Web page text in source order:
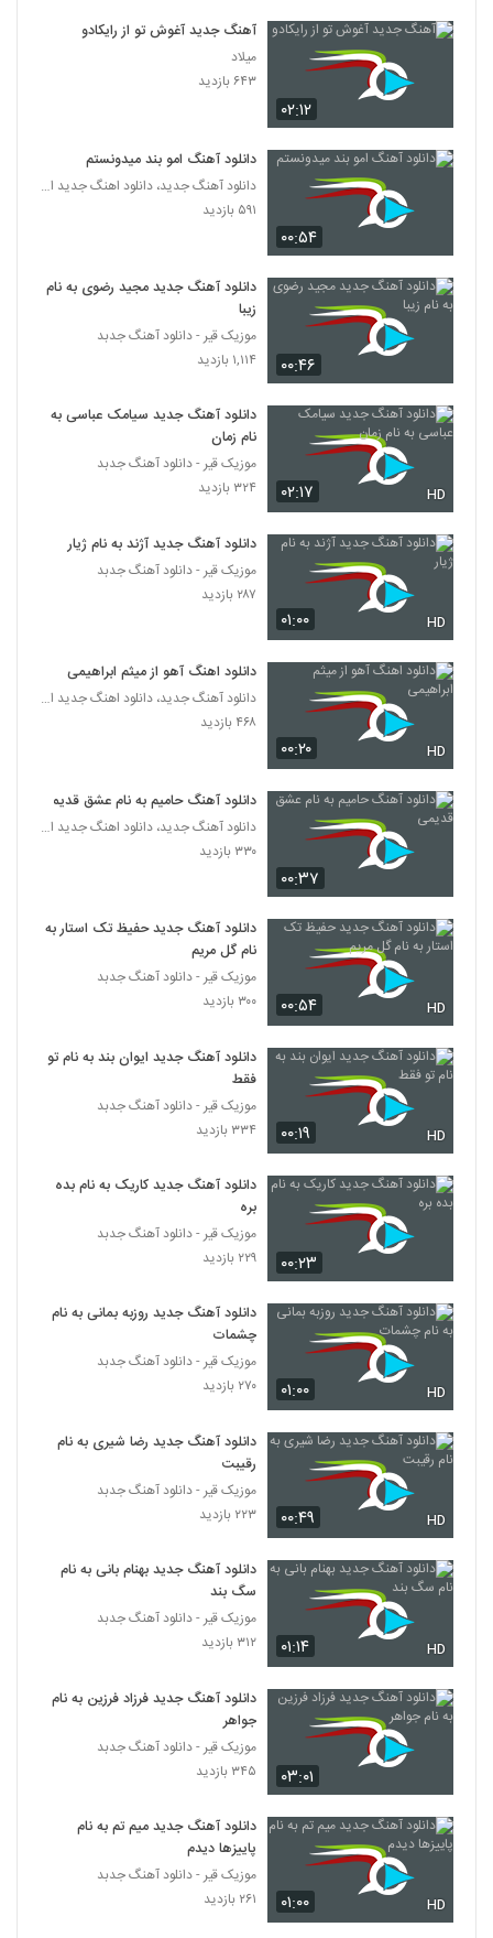
۰۲:۱۲
آهنگ جدید آغوش تو از رایکادو
میلاد
۶۴۳ بازدید
۰۰:۵۴
دانلود آهنگ امو بند میدونستم
دانلود آهنگ جدید، دانلود اهنگ جدید ایرانی
۵۹۱ بازدید
۰۰:۴۶
دانلود آهنگ جدید مجید رضوی به نام
زیبا
موزیک قیر - دانلود آهنگ جدبد
۱,۱۱۴ بازدید
۰۲:۱۷ HD
دانلود آهنگ جدید سیامک عباسی به
نام زمان
موزیک قیر - دانلود آهنگ جدبد
۳۲۴ بازدید
۰۱:۰۰ HD
دانلود آهنگ جدید آژند به نام ژیار
موزیک قیر - دانلود آهنگ جدبد
۲۸۷ بازدید
۰۰:۲۰ HD
دانلود اهنگ آهو از میثم ابراهیمی
دانلود آهنگ جدید، دانلود اهنگ جدید ایرانی
۴۶۸ بازدید
۰۰:۳۷
دانلود آهنگ حامیم به نام عشق قدیمی
دانلود آهنگ جدید، دانلود اهنگ جدید ایرانی
۳۳۰ بازدید
۰۰:۵۴ HD
دانلود آهنگ جدید حفیظ تک استار به
نام گل مریم
موزیک قیر - دانلود آهنگ جدبد
۳۰۰ بازدید
۰۰:۱۹ HD
دانلود آهنگ جدید ایوان بند به نام تو
فقط
موزیک قیر - دانلود آهنگ جدبد
۳۳۴ بازدید
۰۰:۲۳
دانلود آهنگ جدید کاریک به نام بده
بره
موزیک قیر - دانلود آهنگ جدبد
۲۲۹ بازدید
۰۱:۰۰ HD
دانلود آهنگ جدید روزبه بمانی به نام
چشمات
موزیک قیر - دانلود آهنگ جدبد
۲۷۰ بازدید
۰۰:۴۹ HD
دانلود آهنگ جدید رضا شیری به نام
رقیبت
موزیک قیر - دانلود آهنگ جدبد
۲۲۳ بازدید
۰۱:۱۴ HD
دانلود آهنگ جدید بهنام بانی به نام
سگ بند
موزیک قیر - دانلود آهنگ جدبد
۳۱۲ بازدید
۰۳:۰۱
دانلود آهنگ جدید فرزاد فرزین به نام
جواهر
موزیک قیر - دانلود آهنگ جدبد
۳۴۵ بازدید
۰۱:۰۰ HD
دانلود آهنگ جدید میم تم به نام
پاییزها دیدم
موزیک قیر - دانلود آهنگ جدبد
۲۶۱ بازدید